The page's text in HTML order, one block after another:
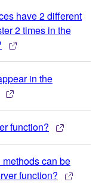
have 2 different
2 times in the
in the
function?
can be
function?